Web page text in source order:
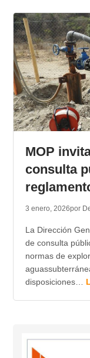
MOP
consulta
3 enero, 2026por
La Dirección
de consulta
normas de
disposiciones…